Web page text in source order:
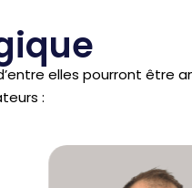
elles pourront
: